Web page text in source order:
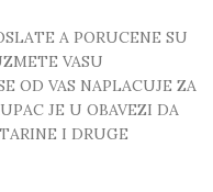
A PORUCENE SU
VASU
OD VAS NAPLACUJE ZA
JE U OBAVEZI DA
I DRUGE